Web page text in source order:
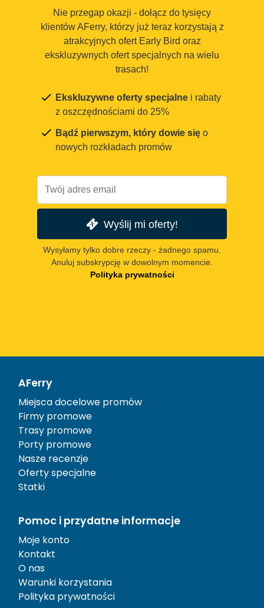
Nie przegap okazji - dołącz do tysięcy
klientów AFerry, którzy już teraz korzystają z
atrakcyjnych ofert Early Bird oraz
ekskluzywnych ofert specjalnych na wielu
trasach!
Ekskluzywne oferty specjalne i rabaty
z oszczędnościami do 25%
Bądź pierwszym, który dowie się o
nowych rozkładach promów
Wyślij mi oferty!
Wysyłamy tylko dobre rzeczy - żadnego spamu.
Anuluj subskrypcję w dowolnym momencie.
Polityka prywatności
AFerry
Miejsca docelowe promów
Firmy promowe
Trasy promowe
Porty promowe
Nasze recenzje
Oferty specjalne
Statki
Pomoc i przydatne informacje
Moje konto
Kontakt
O nas
Warunki korzystania
Polityka prywatności